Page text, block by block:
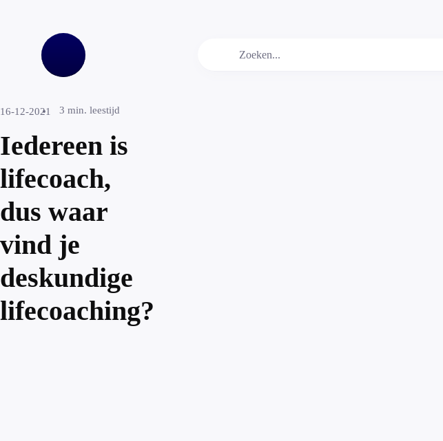
16-12-2021 3 min. leestijd
Iedereen is
lifecoach,
dus waar
vind je
deskundige
lifecoaching?